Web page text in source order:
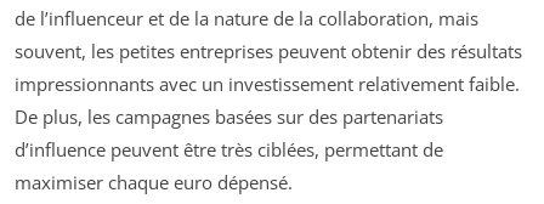
de l’influenceur et de la nature de la collaboration, mais
souvent, les petites entreprises peuvent obtenir des résultats
impressionnants avec un investissement relativement faible.
De plus, les campagnes basées sur des partenariats
d’influence peuvent être très ciblées, permettant de
maximiser chaque euro dépensé.